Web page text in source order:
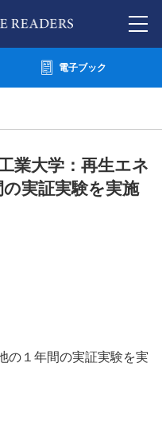
電子ブック
業大学：再生エネ
実証実験を実施
１年間の実証実験を実